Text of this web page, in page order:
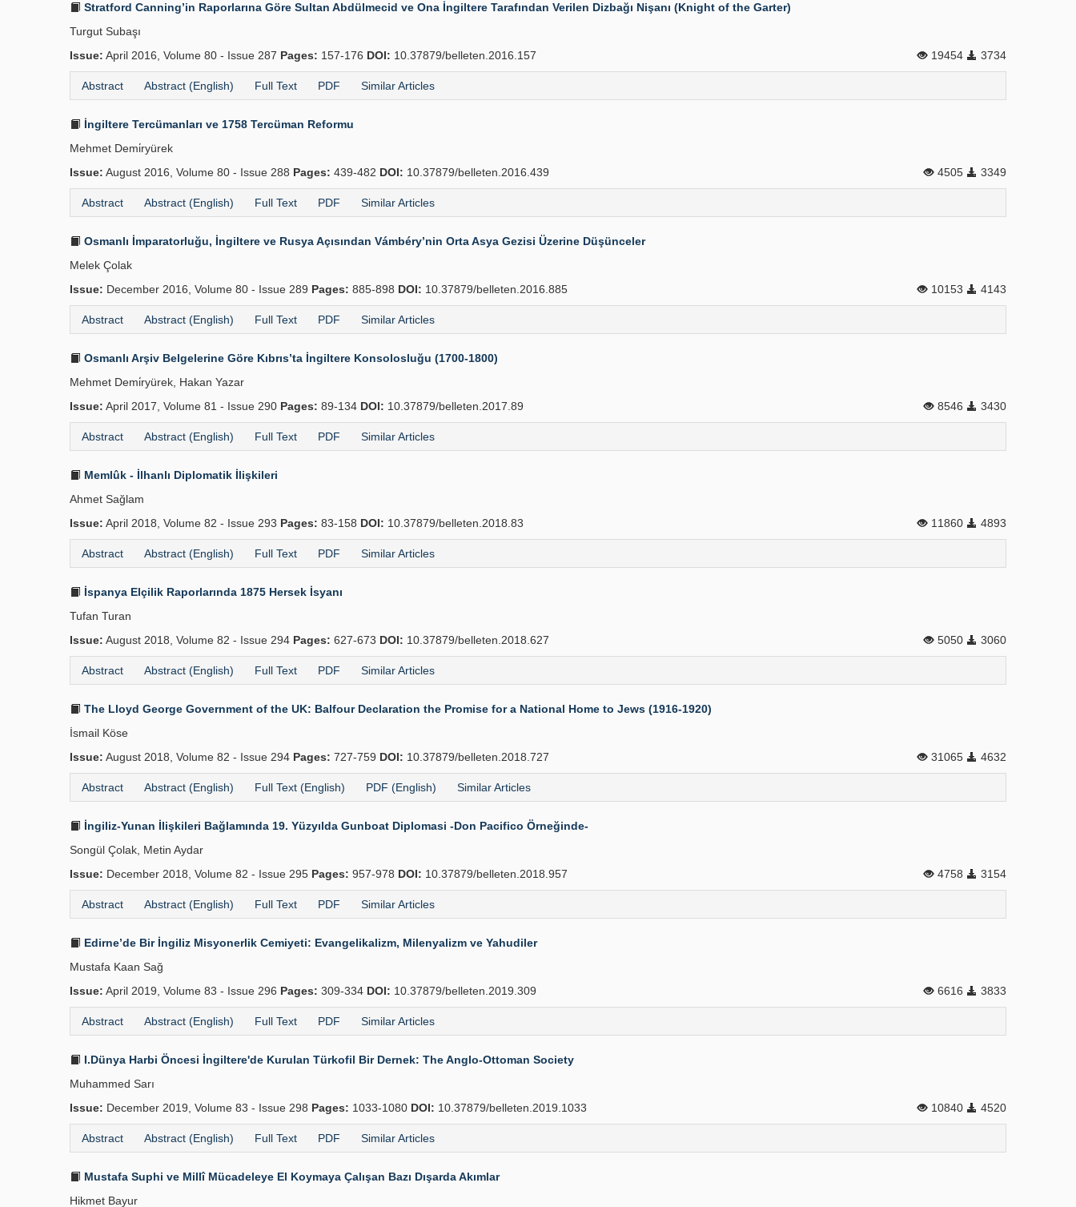
Stratford Canning’in Raporlarına Göre Sultan Abdülmecid ve Ona İngiltere Tarafından Verilen Dizbağı Nişanı (Knight of the Garter)
Turgut Subaşı
Issue: April 2016, Volume 80 - Issue 287 Pages: 157-176 DOI: 10.37879/belleten.2016.157 19454 3734
Abstract Abstract (English) Full Text PDF Similar Articles
İngiltere Tercümanları ve 1758 Tercüman Reformu
Mehmet Demi̇ryürek
Issue: August 2016, Volume 80 - Issue 288 Pages: 439-482 DOI: 10.37879/belleten.2016.439 4505 3349
Abstract Abstract (English) Full Text PDF Similar Articles
Osmanlı İmparatorluğu, İngiltere ve Rusya Açısından Vámbéry’nin Orta Asya Gezisi Üzerine Düşünceler
Melek Çolak
Issue: December 2016, Volume 80 - Issue 289 Pages: 885-898 DOI: 10.37879/belleten.2016.885 10153 4143
Abstract Abstract (English) Full Text PDF Similar Articles
Osmanlı Arşiv Belgelerine Göre Kıbrıs’ta İngiltere Konsolosluğu (1700-1800)
Mehmet Demi̇ryürek, Hakan Yazar
Issue: April 2017, Volume 81 - Issue 290 Pages: 89-134 DOI: 10.37879/belleten.2017.89 8546 3430
Abstract Abstract (English) Full Text PDF Similar Articles
Memlûk - İlhanlı Diplomatik İlişkileri
Ahmet Sağlam
Issue: April 2018, Volume 82 - Issue 293 Pages: 83-158 DOI: 10.37879/belleten.2018.83 11860 4893
Abstract Abstract (English) Full Text PDF Similar Articles
İspanya Elçilik Raporlarında 1875 Hersek İsyanı
Tufan Turan
Issue: August 2018, Volume 82 - Issue 294 Pages: 627-673 DOI: 10.37879/belleten.2018.627 5050 3060
Abstract Abstract (English) Full Text PDF Similar Articles
The Lloyd George Government of the UK: Balfour Declaration the Promise for a National Home to Jews (1916-1920)
İsmail Köse
Issue: August 2018, Volume 82 - Issue 294 Pages: 727-759 DOI: 10.37879/belleten.2018.727 31065 4632
Abstract Abstract (English) Full Text (English) PDF (English) Similar Articles
İngiliz-Yunan İlişkileri Bağlamında 19. Yüzyılda Gunboat Diplomasi -Don Pacifico Örneğinde-
Songül Çolak, Metin Aydar
Issue: December 2018, Volume 82 - Issue 295 Pages: 957-978 DOI: 10.37879/belleten.2018.957 4758 3154
Abstract Abstract (English) Full Text PDF Similar Articles
Edirne’de Bir İngiliz Misyonerlik Cemiyeti: Evangelikalizm, Milenyalizm ve Yahudiler
Mustafa Kaan Sağ
Issue: April 2019, Volume 83 - Issue 296 Pages: 309-334 DOI: 10.37879/belleten.2019.309 6616 3833
Abstract Abstract (English) Full Text PDF Similar Articles
I.Dünya Harbi Öncesi İngiltere'de Kurulan Türkofil Bir Dernek: The Anglo-Ottoman Society
Muhammed Sarı
Issue: December 2019, Volume 83 - Issue 298 Pages: 1033-1080 DOI: 10.37879/belleten.2019.1033 10840 4520
Abstract Abstract (English) Full Text PDF Similar Articles
Mustafa Suphi ve Millî Mücadeleye El Koymaya Çalışan Bazı Dışarda Akımlar
Hikmet Bayur